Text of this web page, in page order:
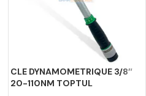
CLE DYNAMOMETRIQUE 3/8″
20-110NM TOPTUL